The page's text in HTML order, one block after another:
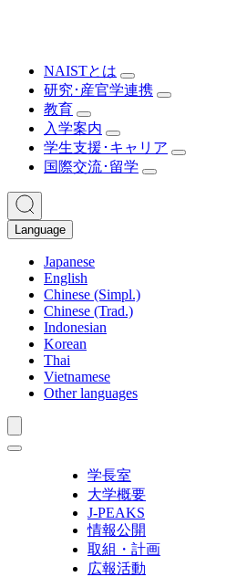
NAISTとは
研究･産官学連携
教育
入学案内
学生支援･キャリア
国際交流･留学
Language
Japanese
English
Chinese (Simpl.)
Chinese (Trad.)
Indonesian
Korean
Thai
Vietnamese
Other languages
学長室
大学概要
J-PEAKS
情報公開
取組・計画
広報活動